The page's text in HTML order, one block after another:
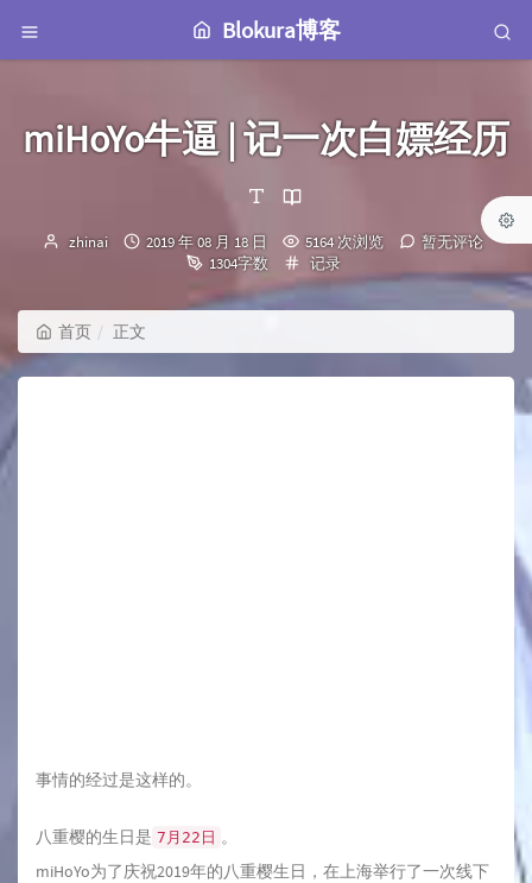
Blokura博客
miHoYo牛逼 | 记一次白嫖经历
博
zhinai
发
2019 年 08 月 18 日 5164 次浏览
暂无评论
1304字数
分
类：
记录
首页 正文
事情的经过是这样的。
八重樱的生日是 7月22日 。
miHoYo为了庆祝2019年的八重樱生日，在上海举行了一次线下